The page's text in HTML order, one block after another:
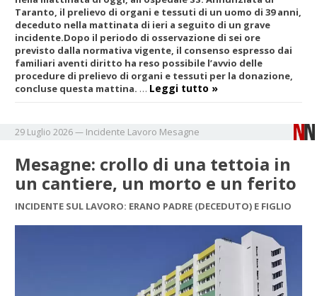
Taranto, il prelievo di organi e tessuti di un uomo di 39 anni,
deceduto nella mattinata di ieri a seguito di un grave
incidente.Dopo il periodo di osservazione di sei ore
previsto dalla normativa vigente, il consenso espresso dai
familiari aventi diritto ha reso possibile l’avvio delle
procedure di prelievo di organi e tessuti per la donazione,
concluse questa mattina. … Leggi tutto »
29 Luglio 2026— Incidente Lavoro Mesagne
Mesagne: crollo di una tettoia in
un cantiere, un morto e un ferito
INCIDENTE SUL LAVORO: ERANO PADRE (DECEDUTO) E FIGLIO